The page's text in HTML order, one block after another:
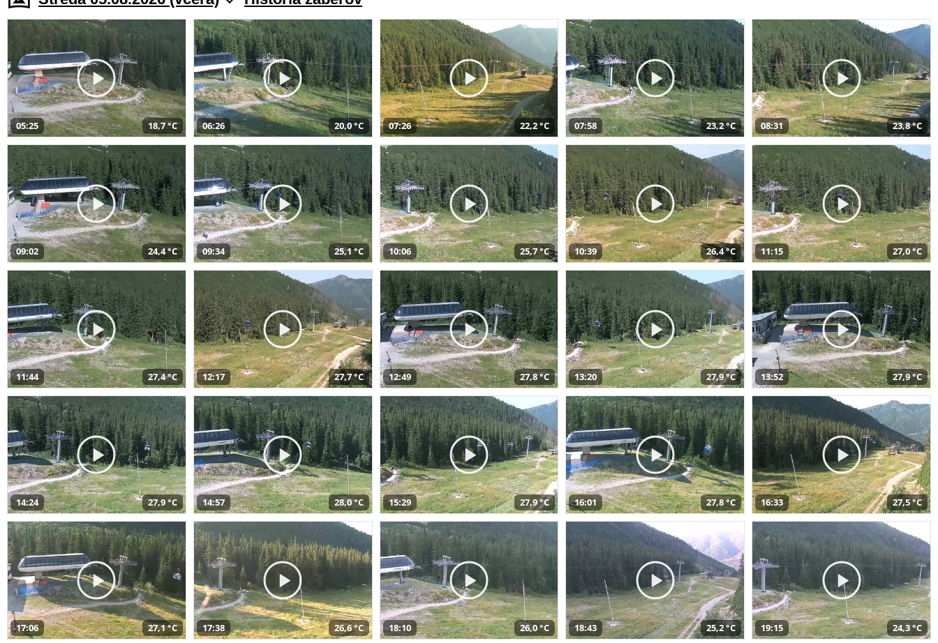
05:25 18,7 °C 06:26 20,0 °C 07:26 22,2 °C 07:58 23,2 °C 08:31 23,8 °C
09:02 24,4 °C 09:34 25,1 °C 10:06 25,7 °C 10:39 26,4 °C 11:15 27,0 °C
11:44 27,4 °C 12:17 27,7 °C 12:49 27,8 °C 13:20 27,9 °C 13:52 27,9 °C
14:24 27,9 °C 14:57 28,0 °C 15:29 27,9 °C 16:01 27,8 °C 16:33 27,5 °C
17:06 27,1 °C 17:38 26,6 °C 18:10 26,0 °C 18:43 25,2 °C 19:15 24,3 °C